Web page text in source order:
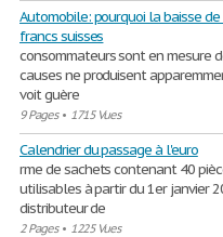
Automobile: pourquoi la baisse
francs suisses
consommateurs sont en mesure
causes ne produisent
voit guère
9 Pages• 1715 Vues
Calendrier du passage à l'euro
rme de sachets contenant 40
utilisables à partir du 1er janvier
distributeur de
2 Pages• 1225 Vues